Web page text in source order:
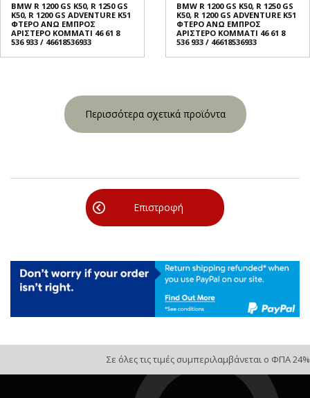
BMW R 1200 GS K50, R 1250 GS
K50, R 1200 GS ADVENTURE K51
ΦΤΕΡO ΑΝΩ ΕΜΠΡΟΣ
ΑΡΙΣΤΕΡΟ ΚΟΜΜΑΤΙ 46 61 8
536 933 / 46618536933
BMW R 1200 GS K50, R 1250 GS
K50, R 1200 GS ADVENTURE K51
ΦΤΕΡO ΑΝΩ ΕΜΠΡΟΣ
ΑΡΙΣΤΕΡΟ ΚΟΜΜΑΤΙ 46 61 8
536 933 / 46618536933
Περισσότερα σχετικά προϊόντα
Επιστροφή
Σε όλες τις τιμές συμπεριλαμβάνεται ο ΦΠΑ 24%